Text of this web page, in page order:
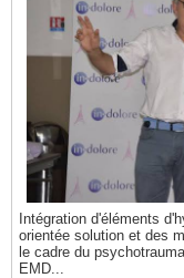
Intégration d'éléments
orientée solution et des
le cadre du
EMD...